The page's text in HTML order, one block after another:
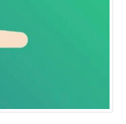
entre
a la
Abacial,
previstas